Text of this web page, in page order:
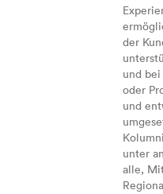
der
und
oder
und
unter
alle,